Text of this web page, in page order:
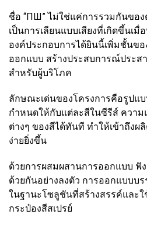
ชื่อ “ПШ” ไม่ใช่แค่การรวมกันขอ
เป็นการเลียนแบบเสียงที่เกิดขึ้นเ
องค์ประกอบการได้ยินนี้เพิ่มชั้นข
ออกแบบ สร้างประสบการณ์ประ
สำหรับผู้บริโภค
ลักษณะเด่นของโครงการคือรูปแ
กำหนดให้กับแต่ละสีในซีรีส์ ความ
ต่างๆ ของสีได้ทันที ทำให้เข้าถึง
ง่ายยิ่งขึ้น
ด้วยการผสมผสานการออกแบบ ฟั
ด้วยกันอย่างลงตัว การออกแบบบ
ในฐานะโซลูชันที่สร้างสรรค์และ
กระป๋องสีสเปรย์